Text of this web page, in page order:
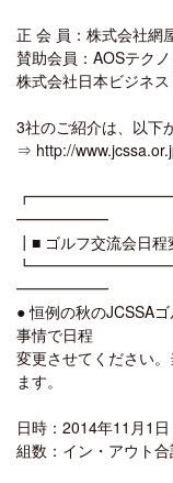
正 会 員：株式会社網
賛助会員：AOSテク
株式会社日本ビジネス
3社のご紹介は、以下
⇒ http://
━━━━━━
┃■ ゴルフ交流会日程
━━━━━━
● 恒例の秋のJCSSA
事情で日程
変更させてください
ます。
日時：2014年11月1
組数：イン・アウト